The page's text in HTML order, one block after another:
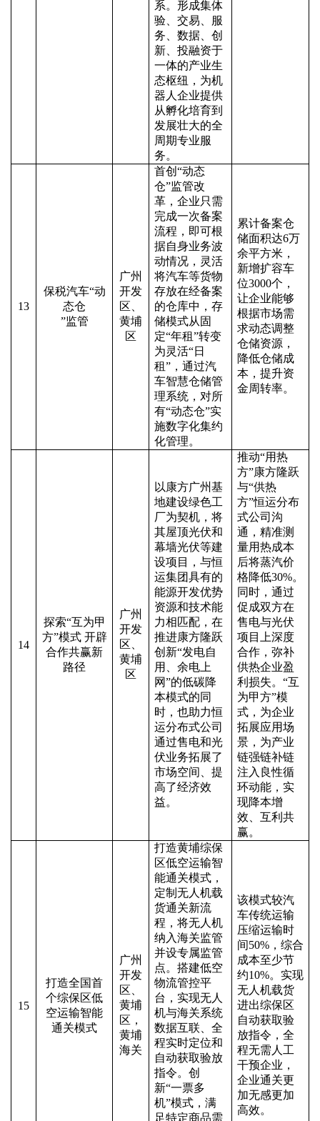
系。形成集体
验、交易、服
务、数据、创
新、投融资于
一体的产业生
态枢纽，为机
器人企业提供
从孵化培育到
发展壮大的全
周期专业服
务。
13
保税汽车“动
态仓
”监管
广州
开发
区、
黄埔
区
首创 “动态
仓”监管改
革，企业只需
完成一次备案
流程，即可根
据自身业务波
动情况，灵活
将汽车等货物
存放在经备案
的仓库中，存
储模式从固
定“年租”转变
为灵活“日
租” ，通过汽
车智慧仓储管
理系统，对所
有“动态仓”实
施数字化集约
化管理。
累计备案仓
储面积达6万
余平方米，
新增扩容车
位3000个，
让企业能够
根据市场需
求动态调整
仓储资源，
降低仓储成
本，提升资
金周转率。
14
探索“互为甲
方”模式 开辟
合作共赢新
路径
广州
开发
区、
黄埔
区
以康方广州基
地建设绿色工
厂为契机，将
其屋顶光伏和
幕墙光伏等建
设项目，与恒
运集团具有的
能源开发优势
资源和技术能
力相匹配，在
推进康方隆跃
创新“发电自
用、余电上
网”的低碳降
本模式的同
时，也助力恒
运分布式公司
通过售电和光
伏业务拓展了
市场空间、提
高了经济效
益。
推动“用热
方”康方隆跃
与“供热
方”恒运分布
式公司沟
通，精准测
量用热成本
后将蒸汽价
格降低30%。
同时，通过
促成双方在
售电与光伏
项目上深度
合作，弥补
供热企业盈
利损失。 “互
为甲方”模
式，为企业
拓展应用场
景，为产业
链强链补链
注入良性循
环动能，实
现降本增
效、互利共
赢。
15
打造全国首
个综保区低
空运输智能
通关模式
广州
开发
区、
黄埔
区，
黄埔
海关
打造黄埔综保
区低空运输智
能通关模式，
定制无人机载
货通关新流
程，将无人机
纳入海关监管
并设专属监管
点。搭建低空
物流管控平
台，实现无人
机与海关系统
数据互联、全
程实时定位和
自动获取验放
指令。创
新“一票多
机”模式，满
足特定商品需
该模式较汽
车传统运输
压缩运输时
间50% ，综合
成本至少节
约10%。实现
无人机载货
进出综保区
自动获取验
放指令，全
程无需人工
干预企业，
企业通关更
加无感更加
高效。